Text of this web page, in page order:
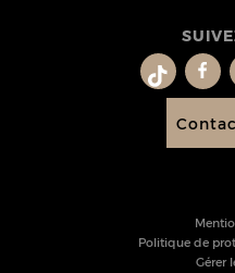
Politique de
Gérer